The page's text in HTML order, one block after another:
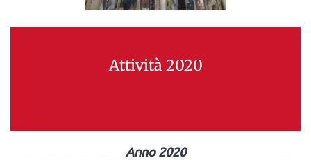
Attività 2020
Anno 2020